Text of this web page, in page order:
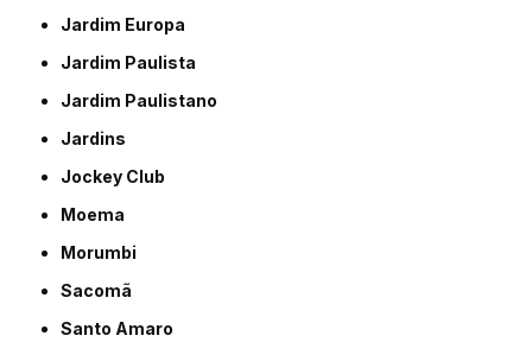
Jardim Europa
Jardim Paulista
Jardim Paulistano
Jardins
Jockey Club
Moema
Morumbi
Sacomã
Santo Amaro